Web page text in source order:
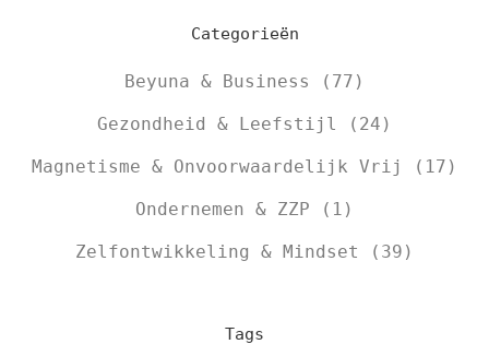
Categorieën
Beyuna & Business (77)
Gezondheid & Leefstijl (24)
Magnetisme & Onvoorwaardelijk Vrij (17)
Ondernemen & ZZP (1)
Zelfontwikkeling & Mindset (39)
Tags